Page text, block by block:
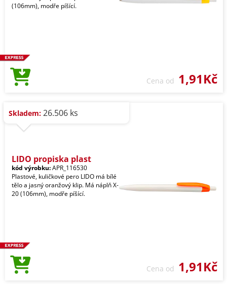
(106mm), modře píšící.
Cena od 1,91Kč
Skladem: 26.506 ks
LIDO propiska plast
kód výrobku:APR_116530
Plastové, kuličkové pero LIDO má bílé
tělo a jasný oranžový klip. Má náplň X-
20 (106mm), modře píšící.
Cena od 1,91Kč